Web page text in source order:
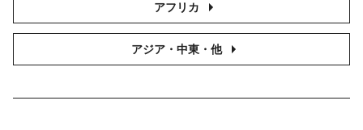
アフリカ
アジア・中東・他